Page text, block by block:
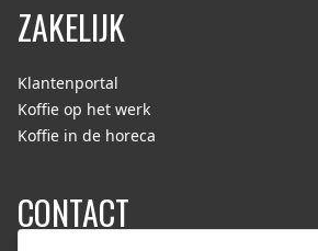
ZAKELIJK
Klantenportal
Koffie op het werk
Koffie in de horeca
CONTACT